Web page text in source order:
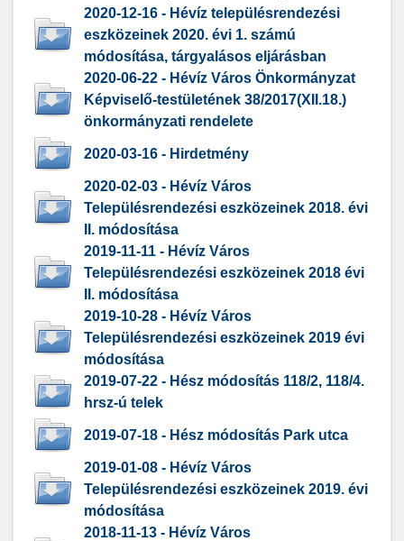
2020-12-16 - Hévíz településrendezési
eszközeinek 2020. évi 1. számú
módosítása, tárgyalásos eljárásban
2020-06-22 - Hévíz Város Önkormányzat
Képviselő-testületének 38/2017(XII.18.)
önkormányzati rendelete
2020-03-16 - Hirdetmény
2020-02-03 - Hévíz Város
Településrendezési eszközeinek 2018. évi
II. módosítása
2019-11-11 - Hévíz Város
Településrendezési eszközeinek 2018 évi
II. módosítása
2019-10-28 - Hévíz Város
Településrendezési eszközeinek 2019 évi
módosítása
2019-07-22 - Hész módosítás 118/2, 118/4.
hrsz-ú telek
2019-07-18 - Hész módosítás Park utca
2019-01-08 - Hévíz Város
Településrendezési eszközeinek 2019. évi
módosítása
2018-11-13 - Hévíz Város